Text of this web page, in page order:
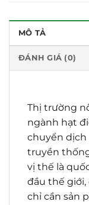
MÔ TẢ
ĐÁNH GIÁ (0)
Thị trường
ngành hạt
chuyển
truyền
vị thế là
đầu thế
chỉ cần sản